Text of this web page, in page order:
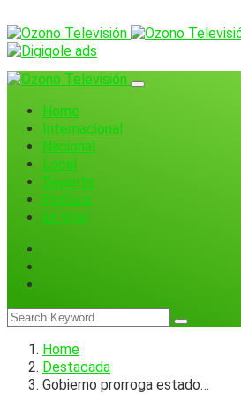
Home
Internacional
Nacional
Local
Deporte
Política
En Vivo
Home
Destacada
Gobierno prorroga estado…